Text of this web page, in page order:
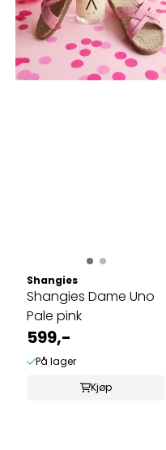
Shangies
Shangies Dame Uno
Pale pink
599,-
På lager
Kjøp